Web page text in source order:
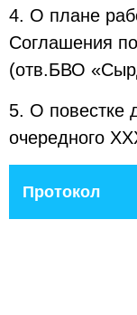
4. О плане
Соглашения
(отв.БВО
5. О повестке
очередного
Протокол